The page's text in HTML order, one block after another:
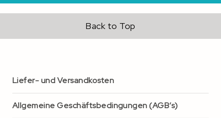
Back to Top
Liefer- und Versandkosten
Allgemeine Geschäftsbedingungen (AGB’s)